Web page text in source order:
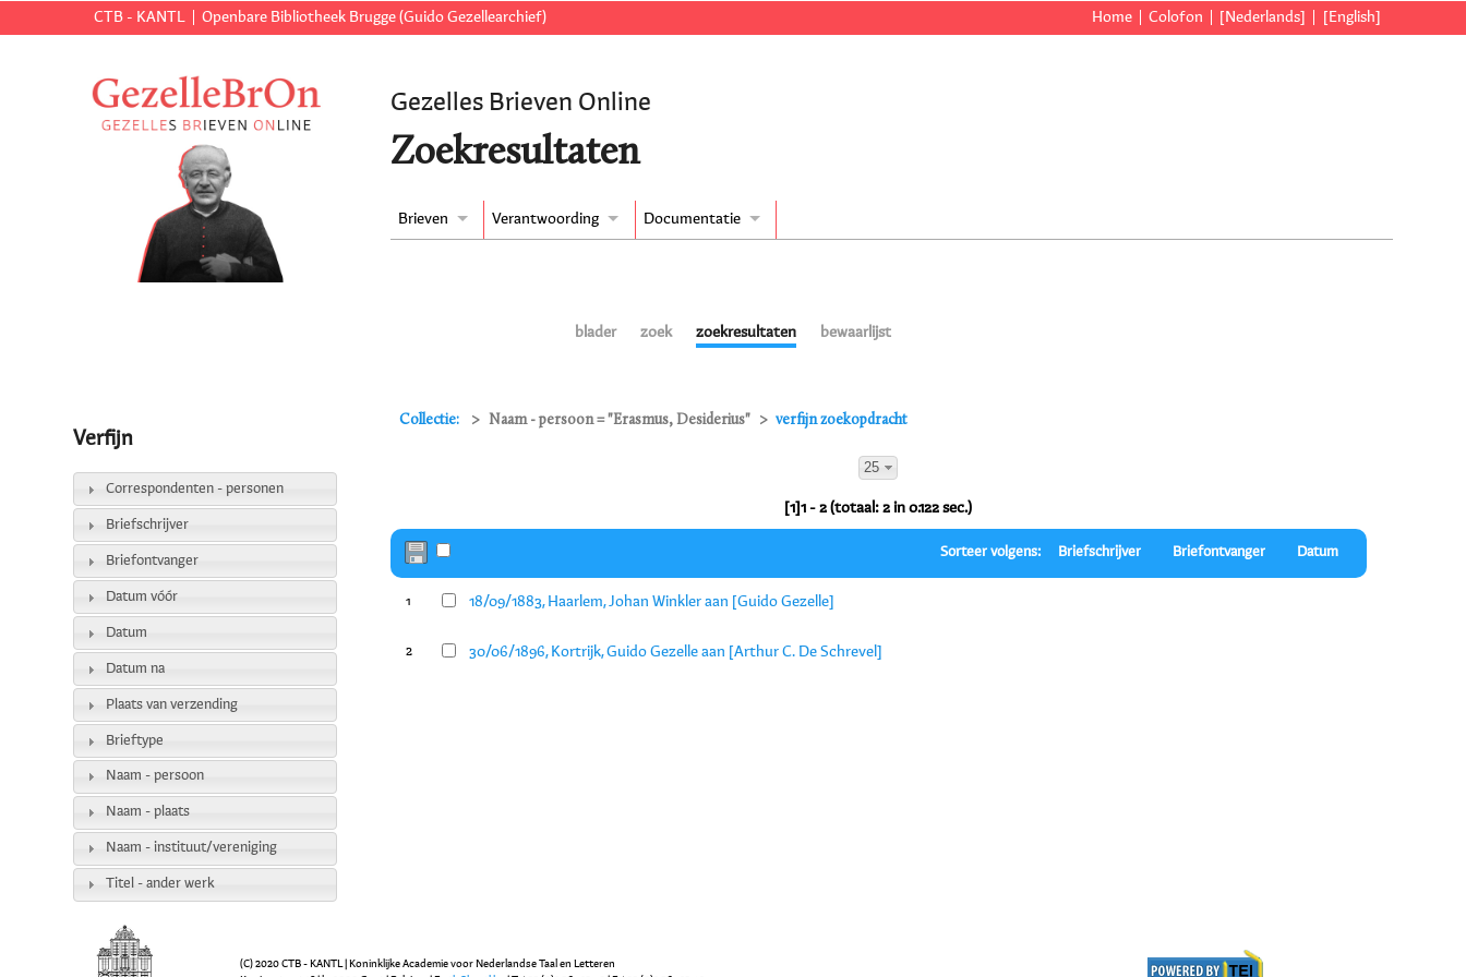
CTB - KANTL Openbare Bibliotheek Brugge (Guido Gezellearchief) Home Colofon [Nederlands] [English]
Gezelles Brieven Online
Zoekresultaten
Brieven Verantwoording Documentatie
blader zoek zoekresultaten bewaarlijst
Collectie: Naam - persoon = "Erasmus, Desiderius" verfijn zoekopdracht
25
[1]1 - 2 (totaal: 2 in 0.122 sec.)
Sorteer volgens: Briefschrijver Briefontvanger Datum
1 18/09/1883, Haarlem, Johan Winkler aan [Guido Gezelle]
2 30/06/1896, Kortrijk, Guido Gezelle aan [Arthur C. De Schrevel]
Verfijn
Correspondenten - personen
Briefschrijver
Briefontvanger
Datum vóór
Datum
Datum na
Plaats van verzending
Brieftype
Naam - persoon
Naam - plaats
Naam - instituut/vereniging
Titel - ander werk
(C) 2020 CTB - KANTL | Koninklijke Academie voor Nederlandse Taal en Letteren